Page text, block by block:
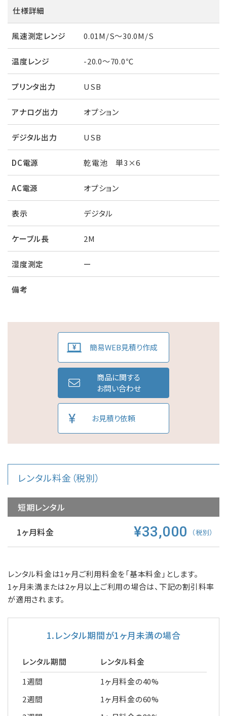
仕様詳細
風速測定レンジ 0.01M/S～30.0M/S
温度レンジ -20.0～70.0℃
プリンタ出力 USB
アナログ出力 オプション
デジタル出力 USB
DC電源 乾電池 単3×6
AC電源 オプション
表示 デジタル
ケーブル長 2M
湿度測定 ー
備考
簡易WEB見積り作成
商品に関する
お問い合わせ
お見積り依頼
レンタル料金（税別）
短期レンタル
1ヶ月料金 ¥33,000 （税別）
レンタル料金は1ヶ月ご利用料金を「基本料金」とします。
1ヶ月未満または2ヶ月以上ご利用の場合は、下記の割引料率
が適用されます。
1.レンタル期間が1ヶ月未満の場合
レンタル期間
レンタル料金
1週間
1ヶ月料金の40%
2週間
1ヶ月料金の60%